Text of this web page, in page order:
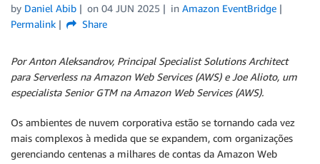
by Daniel Abib on 04 JUN 2025 in Amazon EventBridge
Permalink
Share
Por Anton Aleksandrov, Principal Specialist Solutions Architect
para Serverless na Amazon Web Services (AWS) e Joe Alioto, um
especialista Senior GTM na Amazon Web Services (AWS).
Os ambientes de nuvem corporativa estão se tornando cada vez
mais complexos à medida que se expandem, com organizações
gerenciando centenas a milhares de contas da Amazon Web